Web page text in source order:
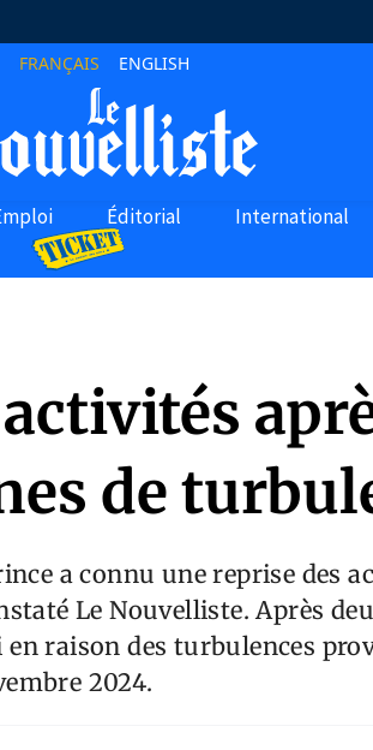
FRANÇAIS ENGLISH
Éditorial International
de
a connu une reprise des
Le Nouvelliste. Après
raison des turbulences
2024.